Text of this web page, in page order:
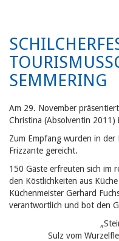
SEMMERING
Am 29. November
Christina (Absolventin
Zum Empfang wurden in der
Frizzante gereicht.
150 Gäste erfreuten sich im
den Köstlichkeiten aus
Küchenmeister Gerhard
verantwortlich und bot den
Sulz vom